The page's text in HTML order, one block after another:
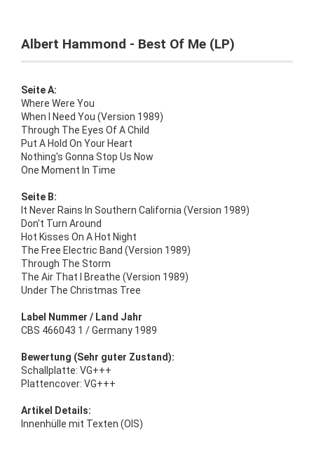
Albert Hammond - Best Of Me (LP)
Seite A:
Where Were You
When I Need You (Version 1989)
Through The Eyes Of A Child
Put A Hold On Your Heart
Nothing's Gonna Stop Us Now
One Moment In Time
Seite B:
It Never Rains In Southern California (Version 1989)
Don't Turn Around
Hot Kisses On A Hot Night
The Free Electric Band (Version 1989)
Through The Storm
The Air That I Breathe (Version 1989)
Under The Christmas Tree
Label Nummer / Land Jahr
CBS 466043 1 / Germany 1989
Bewertung (Sehr guter Zustand):
Schallplatte: VG+++
Plattencover: VG+++
Artikel Details:
Innenhülle mit Texten (OIS)